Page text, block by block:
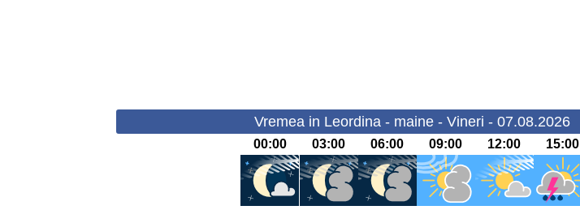
Vremea in Leordina - maine - Vineri - 07.08.2026
00:00 03:00 06:00 09:00 12:00 15:00